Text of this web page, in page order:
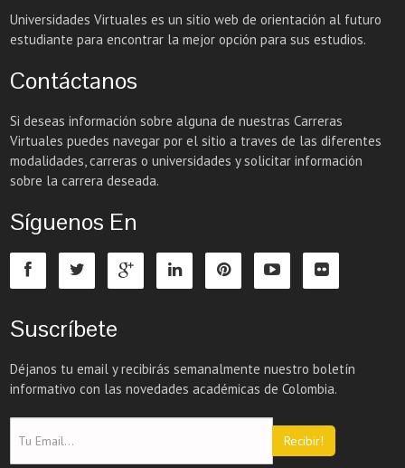
Universidades Virtuales es un sitio web de orientación al futuro
estudiante para encontrar la mejor opción para sus estudios.
Contáctanos
Si deseas información sobre alguna de nuestras Carreras
Virtuales puedes navegar por el sitio a traves de las diferentes
modalidades, carreras o universidades y solicitar información
sobre la carrera deseada.
Síguenos En
Suscríbete
Déjanos tu email y recibirás semanalmente nuestro boletín
informativo con las novedades académicas de Colombia.
Recibir!